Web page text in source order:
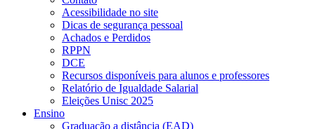
Acessibilidade no site
Dicas de segurança pessoal
Achados e Perdidos
RPPN
DCE
Recursos disponíveis para alunos e professores
Relatório de Igualdade Salarial
Eleições Unisc 2025
Ensino
Graduação a distância (EAD)